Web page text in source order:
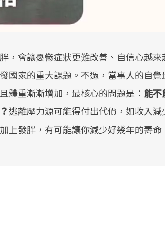
，會讓憂鬱症狀更難改善、自信心越
國家的重大課題。不過，當事人的自
體重漸漸增加，最核心的問題是： 能不
逃離壓力源可能得付出代價，如收入
上發胖，有可能讓你減少好幾年的壽